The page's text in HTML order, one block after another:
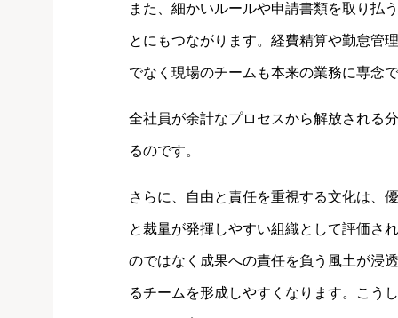
また、細かいルールや申請書類を取り払
とにもつながります。経費精算や勤怠管
でなく現場のチームも本来の業務に専念
全社員が余計なプロセスから解放される
るのです。
さらに、自由と責任を重視する文化は、
と裁量が発揮しやすい組織として評価さ
のではなく成果への責任を負う風土が浸
るチームを形成しやすくなります。こう